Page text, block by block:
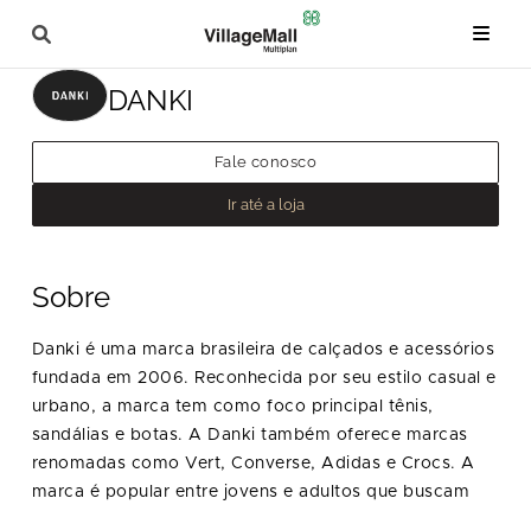
DANKI
Fale conosco
Ir até a loja
Sobre
Danki é uma marca brasileira de calçados e acessórios
fundada em 2006. Reconhecida por seu estilo casual e
urbano, a marca tem como foco principal tênis,
sandálias e botas. A Danki também oferece marcas
renomadas como Vert, Converse, Adidas e Crocs. A
marca é popular entre jovens e adultos que buscam